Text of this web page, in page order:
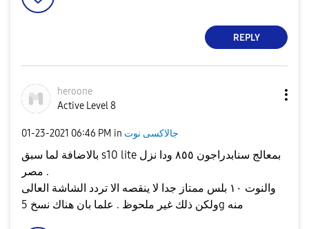
REPLY
heroone
Active Level 8
‎01-23-2021 06:46 PM in جالاكسى نوت
بالاضافة لما سبق s10 lite بمعالج سنابدراجون ٨٥٥ ودا نزل
مصر .
والنوت ١٠ بلس ممتاز جدا لا ينقصه الا تردد الشاشة العالى
ولكن ذلك غير ملحوظ . علما بان هناك نسخ 5g منه